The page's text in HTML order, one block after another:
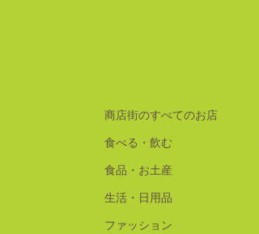
商店街のすべてのお店
食べる・飲む
食品・お土産
生活・日用品
ファッション